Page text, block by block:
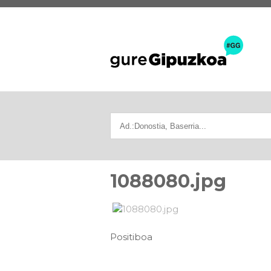
1088080.jpg
Positiboa